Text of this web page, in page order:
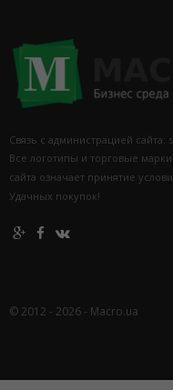
Связь с администрацией
Все логотипы и торговые
сайта означает принятие
Удачных покупок!
© 2012 - 2026 - Macro.ua